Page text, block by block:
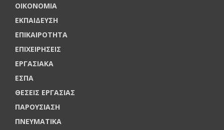
ΟΙΚΟΝΟΜΙΑ
ΕΚΠΑΙΔΕΥΣΗ
ΕΠΙΚΑΙΡΟΤΗΤΑ
ΕΠΙΧΕΙΡΗΣΕΙΣ
ΕΡΓΑΣΙΑΚΑ
ΕΣΠΑ
ΘΕΣΕΙΣ ΕΡΓΑΣΙΑΣ
ΠΑΡΟΥΣΙΑΣΗ
ΠΝΕΥΜΑΤΙΚΑ